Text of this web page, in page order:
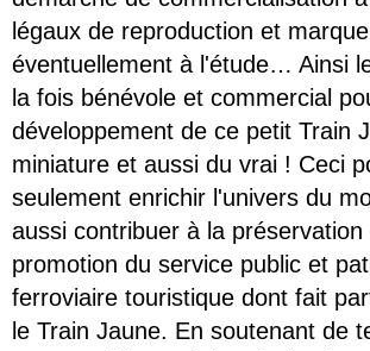
légaux de reproduction et
éventuellement à l'étude… Ainsi
la fois bénévole et commercial
développement de ce petit Train
miniature et aussi du vrai ! Ceci
seulement enrichir l'univers du
aussi contribuer à la préservation
promotion du service public et
ferroviaire touristique dont fait
le Train Jaune. En soutenant de